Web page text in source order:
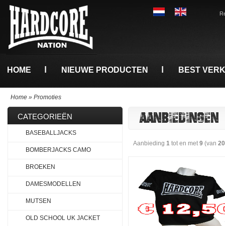
HOME NIEUWE PRODUCTEN BEST
Home » Promoties
AANBIEDINGEN
Aanbieding 1 tot en met9 (van 20
CATEGORIEËN
BASEBALLJACKS
BOMBERJACKS CAMO
BROEKEN
DAMESMODELLEN
MUTSEN
OLD SCHOOL UK JACKET